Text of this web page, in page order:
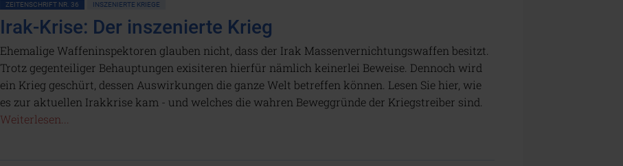
ZEITENSCHRIFT NR. 36 INSZENIERTE KRIEGE
Irak-Krise: Der inszenierte Krieg
Ehemalige Waffeninspektoren glauben nicht, dass der Irak Massenvernichtungswaffen besitzt.
Trotz gegenteiliger Behauptungen exisiteren hierfür nämlich keinerlei Beweise. Dennoch wird
ein Krieg geschürt, dessen Auswirkungen die ganze Welt betreffen können. Lesen Sie hier, wie
es zur aktuellen Irakkrise kam - und welches die wahren Beweggründe der Kriegstreiber sind.
Weiterlesen...